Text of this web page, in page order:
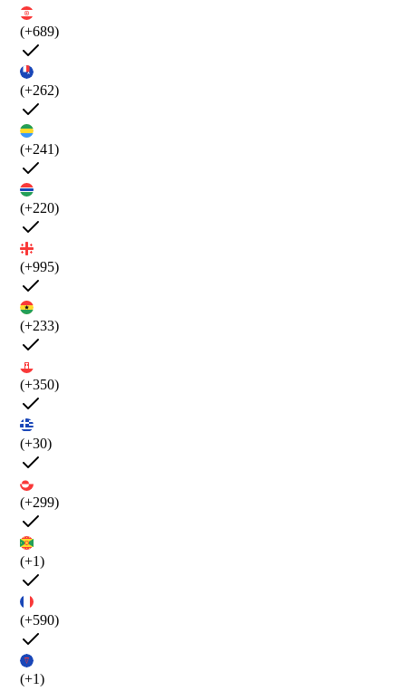
(+689)
(+262)
(+241)
(+220)
(+995)
(+233)
(+350)
(+30)
(+299)
(+1)
(+590)
(+1)